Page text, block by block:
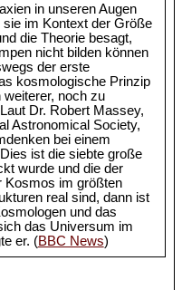
in unseren Augen
im Kontext der Größe
die Theorie besagt,
nicht bilden können
der erste
kosmologische Prinzip
weiterer, noch zu
Dr. Robert Massey,
Astronomical Society,
bei einem
ist die siebte große
wurde und die der
Kosmos im größten
real sind, dann ist
und das
das Universum im
er. (BBC News)